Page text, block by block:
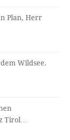
Plan, Herr
Wildsee.
Tirol…